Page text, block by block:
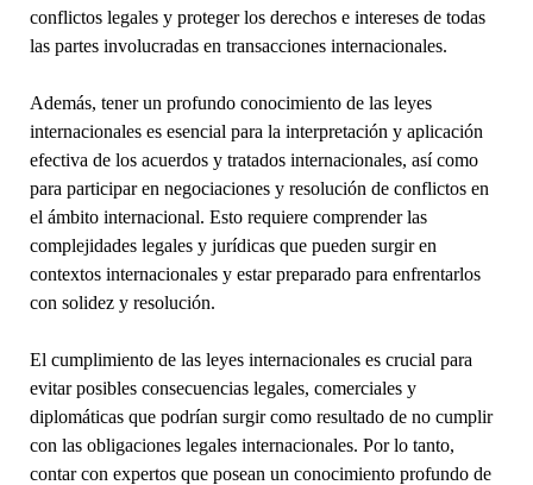
conflictos legales y proteger los derechos e intereses de todas
las partes involucradas en transacciones internacionales.
Además, tener un profundo conocimiento de las leyes
internacionales es esencial para la interpretación y aplicación
efectiva de los acuerdos y tratados internacionales, así como
para participar en negociaciones y resolución de conflictos en
el ámbito internacional. Esto requiere comprender las
complejidades legales y jurídicas que pueden surgir en
contextos internacionales y estar preparado para enfrentarlos
con solidez y resolución.
El cumplimiento de las leyes internacionales es crucial para
evitar posibles consecuencias legales, comerciales y
diplomáticas que podrían surgir como resultado de no cumplir
con las obligaciones legales internacionales. Por lo tanto,
contar con expertos que posean un conocimiento profundo de